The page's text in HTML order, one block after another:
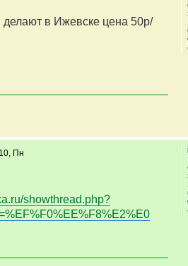
в Ижевске цена 50р/
Пн
showthread.php?